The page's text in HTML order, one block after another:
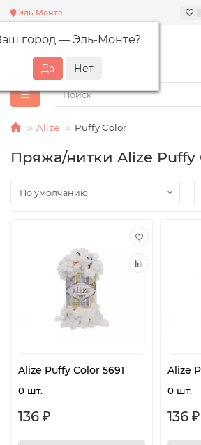
Эль-Монте
город — Эль-Монте?
Alize Puffy Color
Пряжа/нитки Alize Puffy
Alize Puffy Color 5691
0 шт.
136 ₽
Alize
0 шт.
136 ₽